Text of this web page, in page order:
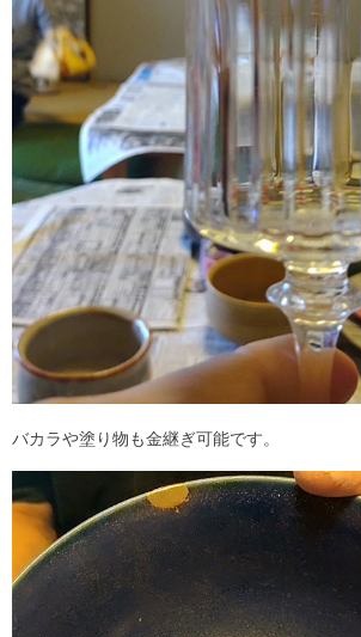
バカラや塗り物も金継ぎ可能です。